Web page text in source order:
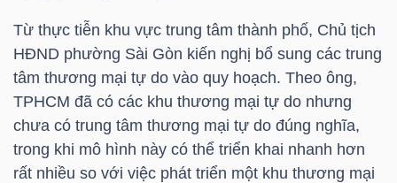
Từ thực tiễn khu vực trung tâm thành phố, Chủ tịch
HĐND phường Sài Gòn kiến nghị bổ sung các trung
tâm thương mại tự do vào quy hoạch. Theo ông,
TPHCM đã có các khu thương mại tự do nhưng
chưa có trung tâm thương mại tự do đúng nghĩa,
trong khi mô hình này có thể triển khai nhanh hơn
rất nhiều so với việc phát triển một khu thương mại
TƯ
TRUY
XUẤT
DỮ